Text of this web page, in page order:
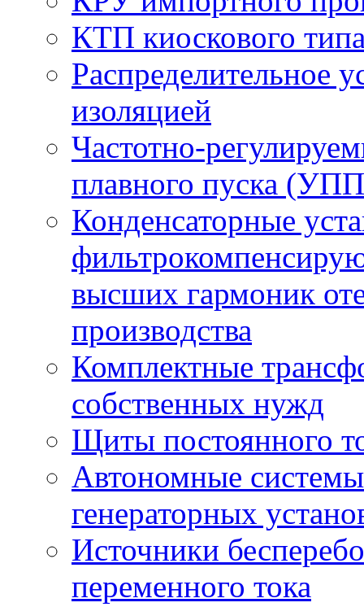
КТП киоскового
Распределительное
изоляцией
Частотно-
плавного пуска
Конденсаторные
высших гармоник
производства
Комплектные
собственных нужд
Щиты постоянного
Автономные системы
генераторных
Источники
переменного тока